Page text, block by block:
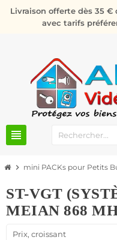
Livraison offerte dès 35 €
avec tarifs
view_headline
chevron_right mini PACKs pour Petits
ST-VGT
MEIAN 868
Prix, croissant